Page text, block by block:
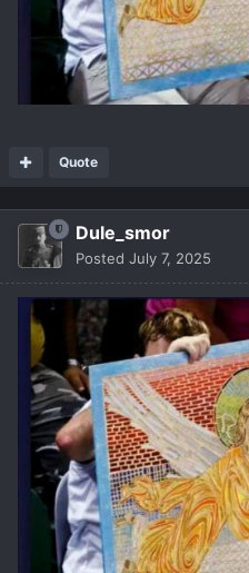
Quote
Dule_smor
Posted July 7, 2025